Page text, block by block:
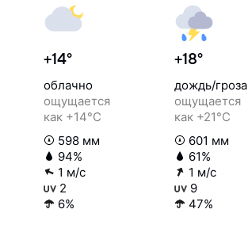
+14°
облачно
ощущается
как +14°C
598 мм
94%
1 м/с
2
6%
+18°
дождь/гроза
ощущается
как +21°C
601 мм
61%
1 м/с
9
47%